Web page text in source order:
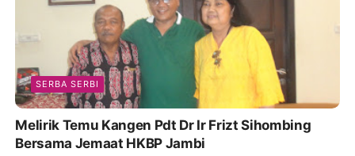
SERBA SERBI
Melirik Temu Kangen Pdt Dr Ir Frizt Sihombing
Bersama Jemaat HKBP Jambi